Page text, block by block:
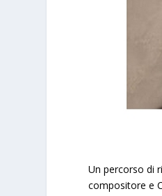
Un percorso di
compositore e